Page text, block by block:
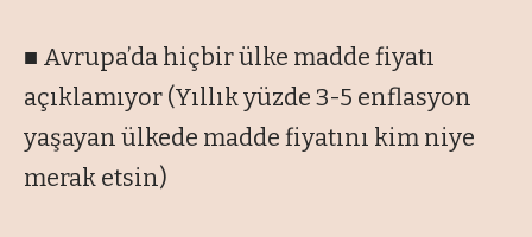
■ Avrupa’da hiçbir ülke madde fiyatı
açıklamıyor (Yıllık yüzde 3-5 enflasyon
yaşayan ülkede madde fiyatını kim niye
merak etsin)